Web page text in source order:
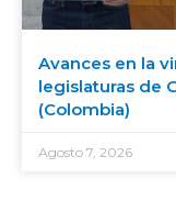
Avances en la
legislaturas de
(Colombia)
Agosto 7, 2026